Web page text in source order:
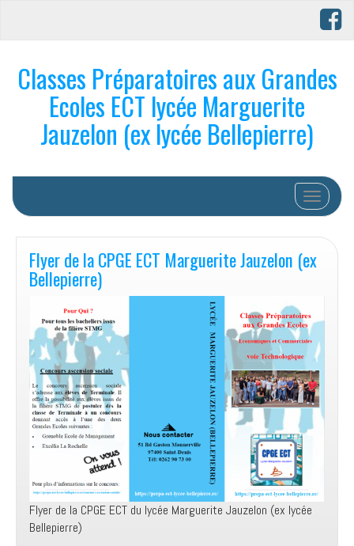
Classes Préparatoires aux Grandes
Ecoles ECT lycée Marguerite
Jauzelon (ex lycée Bellepierre)
Afficher/
Flyer de la CPGE ECT Marguerite Jauzelon (ex
Bellepierre)
Flyer de la CPGE ECT du lycée Marguerite Jauzelon (ex lycée
Bellepierre)